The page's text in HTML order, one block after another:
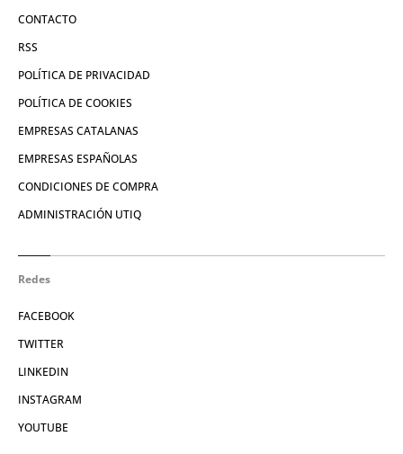
CONTACTO
RSS
POLÍTICA DE PRIVACIDAD
POLÍTICA DE COOKIES
EMPRESAS CATALANAS
EMPRESAS ESPAÑOLAS
CONDICIONES DE COMPRA
ADMINISTRACIÓN UTIQ
Redes
FACEBOOK
TWITTER
LINKEDIN
INSTAGRAM
YOUTUBE